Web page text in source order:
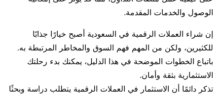
الوصول والخدمات المقدمة.
إن شراء العملات الرقمية في السعودية أصبح خيارًا جذابًا
للكثيرين، ولكن من المهم فهم السوق والمخاطر المرتبطة به.
باتباع الخطوات الموضحة في هذا الدليل، يمكنك بدء رحلتك
الاستثمارية بثقة وأمان.
تذكر دائمًا أن الاستثمار في العملات الرقمية يتطلب دراسة وبحثًا